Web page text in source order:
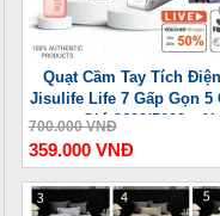
Quạt Cầm Tay Tích
Jisulife Life 7 Gấp Gọn 5
Gió 3600/5000mAh
700.000 VNĐ
359.000 VNĐ